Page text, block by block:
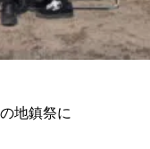
地鎮祭に